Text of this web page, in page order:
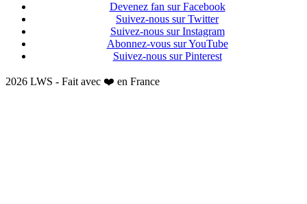
Devenez fan sur Facebook
Suivez-nous sur Twitter
Suivez-nous sur Instagram
Abonnez-vous sur YouTube
Suivez-nous sur Pinterest
2026 LWS - Fait avec ❤️ en France